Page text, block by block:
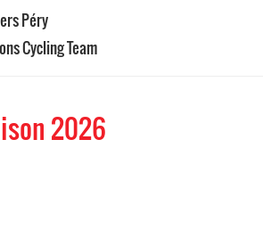
Péry
Cycling Team
2026